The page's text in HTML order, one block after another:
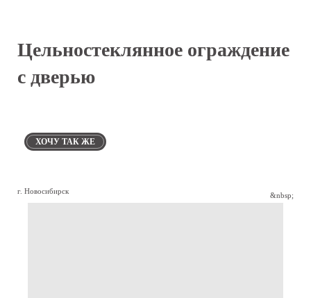
Цельностеклянное ограждение
с дверью
ХОЧУ ТАК ЖЕ
г. Новосибирск &nbsp;